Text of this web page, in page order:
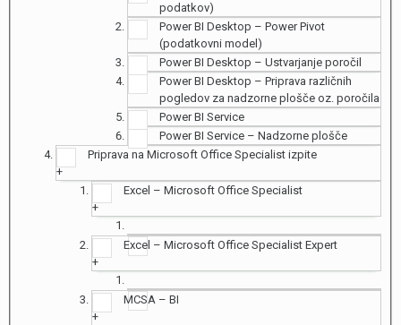
podatkov)
Power BI Desktop – Power Pivot
(podatkovni model)
Power BI Desktop – Ustvarjanje poročil
Power BI Desktop – Priprava različnih
pogledov za nadzorne plošče oz. poročila
Power BI Service
Power BI Service – Nadzorne plošče
Priprava na Microsoft Office Specialist izpite
+
Excel – Microsoft Office Specialist
+
Excel – Microsoft Office Specialist Expert
+
MCSA – BI
+